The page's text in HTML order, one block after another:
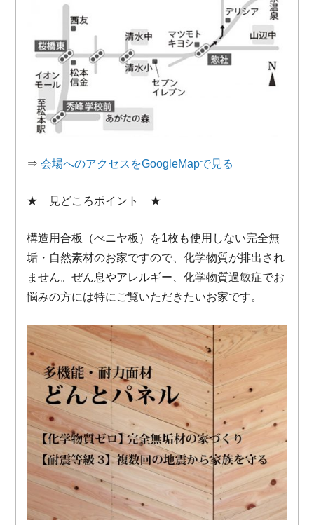
⇒会場へのアクセスをGoogleMapで見る
★ 見どころポイント ★
構造用合板（べニヤ板）を1枚も使用しない完全無
垢・自然素材のお家ですので、化学物質が排出され
ません。ぜん息やアレルギー、化学物質過敏症でお
悩みの方には特にご覧いただきたいお家です。